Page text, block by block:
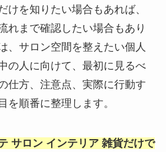
けを知りたい場合もあれば、
れまで確認したい場合もあり
、サロン空間を整えたい個人
の人に向けて、最初に見るべ
仕方、注意点、実際に行動す
を順番に整理します。
サロン インテリア 雑貨だけで